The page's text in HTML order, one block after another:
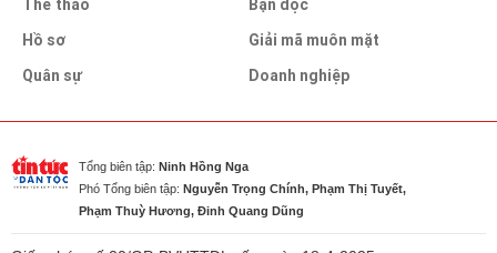
Thể thao
Hồ sơ
Quân sự
Bạn đọc
Giải mã muôn mặt
Doanh nghiệp
Tổng biên tập: Ninh Hồng Nga
Phó Tổng biên tập: Nguyễn Trọng Chính, Phạm Thị Tuyết,
Phạm Thuỳ Hương, Đinh Quang Dũng